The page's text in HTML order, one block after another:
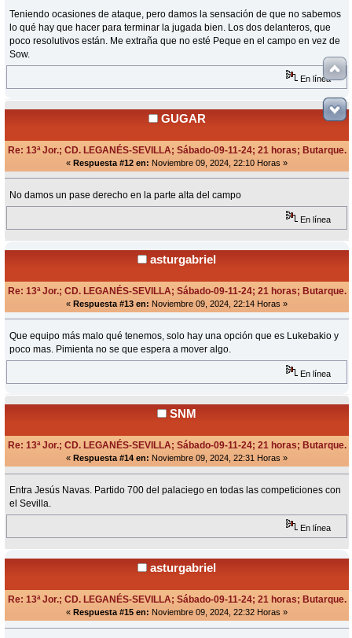
Teniendo ocasiones de ataque, pero damos la sensación de que no sabemos
lo qué hay que hacer para terminar la jugada bien. Los dos delanteros, que
poco resolutivos están. Me extraña que no esté Peque en el campo en vez de
Sow.
En línea
GUGAR
Re: 13ª Jor.; CD. LEGANÉS-SEVILLA; Sábado-09-11-24; 21 horas; Butarque.
« Respuesta #12 en: Noviembre 09, 2024, 22:10 Horas »
No damos un pase derecho en la parte alta del campo
En línea
asturgabriel
Re: 13ª Jor.; CD. LEGANÉS-SEVILLA; Sábado-09-11-24; 21 horas; Butarque.
« Respuesta #13 en: Noviembre 09, 2024, 22:14 Horas »
Que equipo más malo qué tenemos, solo hay una opción que es Lukebakio y
poco mas. Pimienta no se que espera a mover algo.
En línea
SNM
Re: 13ª Jor.; CD. LEGANÉS-SEVILLA; Sábado-09-11-24; 21 horas; Butarque.
« Respuesta #14 en: Noviembre 09, 2024, 22:31 Horas »
Entra Jesús Navas. Partido 700 del palaciego en todas las competiciones con
el Sevilla.
En línea
asturgabriel
Re: 13ª Jor.; CD. LEGANÉS-SEVILLA; Sábado-09-11-24; 21 horas; Butarque.
« Respuesta #15 en: Noviembre 09, 2024, 22:32 Horas »